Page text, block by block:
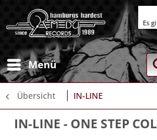
Menü
Übersicht IN-LINE
IN-LINE - ONE STEP
Es